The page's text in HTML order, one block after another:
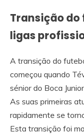
Transição
ligas
A transição do
começou quando
sénior do Boca
As suas primeiras
rapidamente se
Esta transição foi